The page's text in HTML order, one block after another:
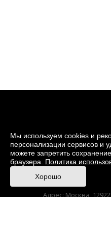
© 2026 Музей кино
При поддержке
Адрес: Москва,
Мы используем cookies и
персонализации сервисов и
можете запретить
браузера. Политика
Хорошо